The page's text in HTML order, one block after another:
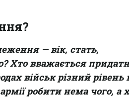
— вік, стать,
Хто вважається
військ різний
робити нема чого, а